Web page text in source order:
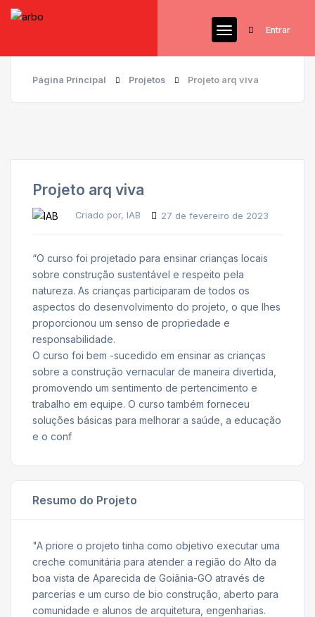
Entrar
Página Principal Projetos Projeto arq viva
Projeto arq viva
Criado por, IAB 27 de fevereiro de 2023
“O curso foi projetado para ensinar crianças locais
sobre construção sustentável e respeito pela
natureza. As crianças participaram de todos os
aspectos do desenvolvimento do projeto, o que lhes
proporcionou um senso de propriedade e
responsabilidade.
O curso foi bem -sucedido em ensinar as crianças
sobre a construção vernacular de maneira divertida,
promovendo um sentimento de pertencimento e
trabalho em equipe. O curso também forneceu
soluções básicas para melhorar a saúde, a educação
e o conf
Resumo do Projeto
"A priore o projeto tinha como objetivo executar uma
creche comunitária para atender a região do Alto da
boa vista de Aparecida de Goiânia-GO através de
parcerias e um curso de bio construção, aberto para
comunidade e alunos de arquitetura, engenharias.